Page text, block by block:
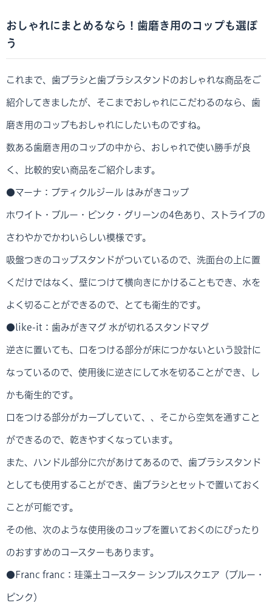
おしゃれにまとめるなら！歯磨き用のコップも選ぼ
う
これまで、歯ブラシと歯ブラシスタンドのおしゃれな商品をご
紹介してきましたが、そこまでおしゃれにこだわるのなら、歯
磨き用のコップもおしゃれにしたいものですね。
数ある歯磨き用のコップの中から、おしゃれで使い勝手が良
く、比較的安い商品をご紹介します。
●マーナ：プティクルジール はみがきコップ
ホワイト・ブルー・ピンク・グリーンの4色あり、ストライプの
さわやかでかわいらしい模様です。
吸盤つきのコップスタンドがついているので、洗面台の上に置
くだけではなく、壁につけて横向きにかけることもでき、水を
よく切ることができるので、とても衛生的です。
●like-it：歯みがきマグ 水が切れるスタンドマグ
逆さに置いても、口をつける部分が床につかないという設計に
なっているので、使用後に逆さにして水を切ることができ、し
かも衛生的です。
口をつける部分がカーブしていて、、そこから空気を通すこと
ができるので、乾きやすくなっています。
また、ハンドル部分に穴があけてあるので、歯ブラシスタンド
としても使用することができ、歯ブラシとセットで置いておく
ことが可能です。
その他、次のような使用後のコップを置いておくのにぴったり
のおすすめのコースターもあります。
●Franc franc：珪藻土コースター シンプルスクエア（ブルー・
ピンク）